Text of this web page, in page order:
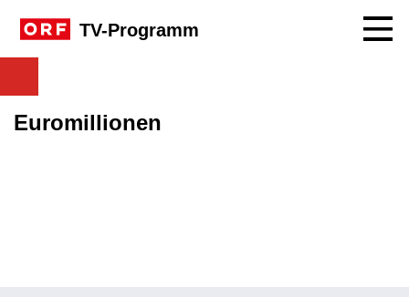
TV-Programm
Euromillionen